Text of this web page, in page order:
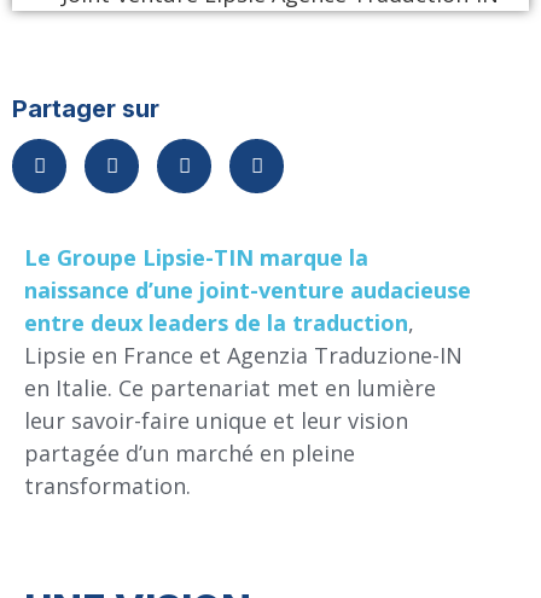
Partager sur
Le Groupe Lipsie-TIN marque la
naissance d’une joint-venture audacieuse
entre deux leaders de la traduction,
Lipsie en France et Agenzia Traduzione-IN
en Italie. Ce partenariat met en lumière
leur savoir-faire unique et leur vision
partagée d’un marché en pleine
transformation.